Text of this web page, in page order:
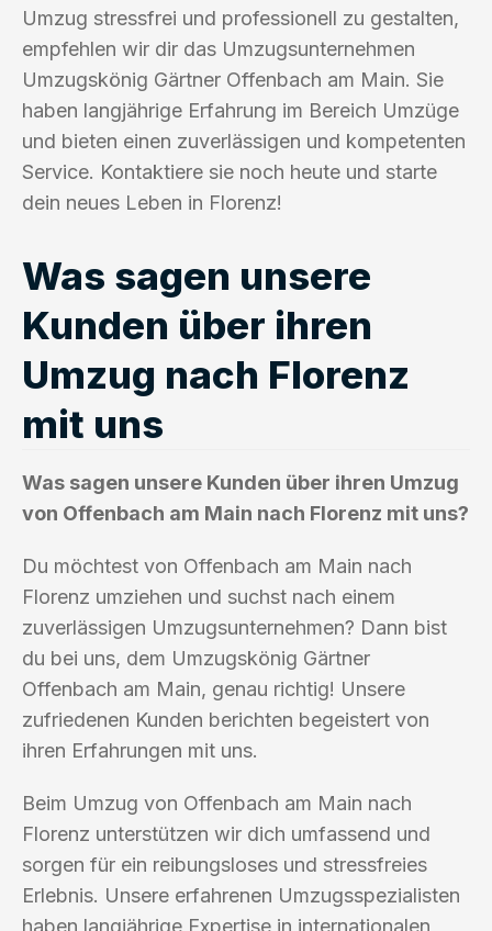
Umzug stressfrei und professionell zu gestalten,
empfehlen wir dir das Umzugsunternehmen
Umzugskönig Gärtner Offenbach am Main. Sie
haben langjährige Erfahrung im Bereich Umzüge
und bieten einen zuverlässigen und kompetenten
Service. Kontaktiere sie noch heute und starte
dein neues Leben in Florenz!
Was sagen unsere
Kunden über ihren
Umzug nach Florenz
mit uns
Was sagen unsere Kunden über ihren Umzug
von Offenbach am Main nach Florenz mit uns?
Du möchtest von Offenbach am Main nach
Florenz umziehen und suchst nach einem
zuverlässigen Umzugsunternehmen? Dann bist
du bei uns, dem Umzugskönig Gärtner
Offenbach am Main, genau richtig! Unsere
zufriedenen Kunden berichten begeistert von
ihren Erfahrungen mit uns.
Beim Umzug von Offenbach am Main nach
Florenz unterstützen wir dich umfassend und
sorgen für ein reibungsloses und stressfreies
Erlebnis. Unsere erfahrenen Umzugsspezialisten
haben langjährige Expertise in internationalen